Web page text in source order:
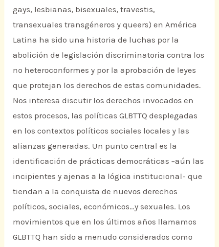
gays, lesbianas, bisexuales, travestis,
transexuales transgéneros y queers) en América
Latina ha sido una historia de luchas por la
abolición de legislación discriminatoria contra los
no heteroconformes y por la aprobación de leyes
que protejan los derechos de estas comunidades.
Nos interesa discutir los derechos invocados en
estos procesos, las políticas GLBTTQ desplegadas
en los contextos políticos sociales locales y las
alianzas generadas. Un punto central es la
identificación de prácticas democráticas –aún las
incipientes y ajenas a la lógica institucional- que
tiendan a la conquista de nuevos derechos
políticos, sociales, económicos…y sexuales. Los
movimientos que en los últimos años llamamos
GLBTTQ han sido a menudo considerados como